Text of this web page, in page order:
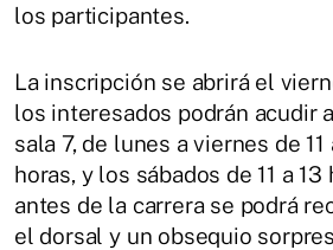
los participantes.
La inscripción se abrirá el
los interesados podrán acudir
sala 7, de lunes a viernes de 11
horas, y los sábados de 11 a
antes de la carrera se podrá
el dorsal y un obsequio